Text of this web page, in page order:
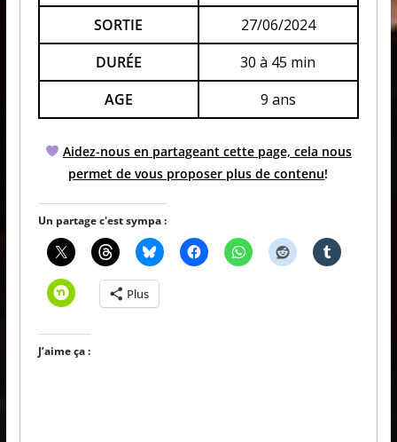
SORTIE
27/06/2024
DURÉE
30 à 45 min
AGE
9 ans
Aidez-nous en partageant cette page, cela nous
permet de vous proposer plus de contenu!
Un partage c'est sympa :
Plus
J’aime ça :